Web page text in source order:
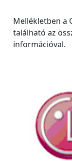
Mellékletben a
található az
információval.